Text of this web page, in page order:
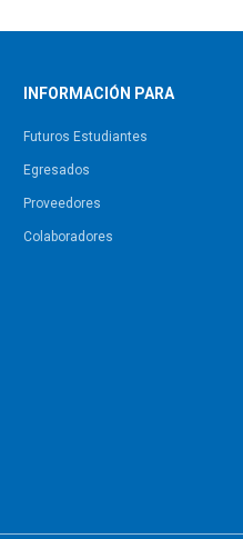
INFORMACIÓN PARA
Futuros Estudiantes
Egresados
Proveedores
Colaboradores